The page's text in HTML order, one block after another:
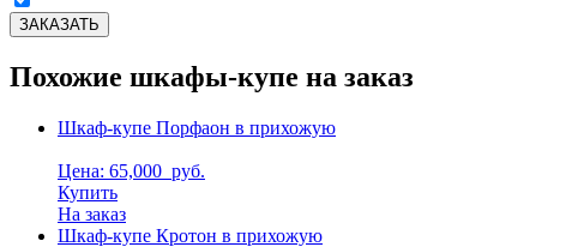
Похожие шкафы-купе на заказ
Шкаф-купе Порфаон в прихожую
Цена: 65,000 руб.
Купить
На заказ
Шкаф-купе Кротон в прихожую